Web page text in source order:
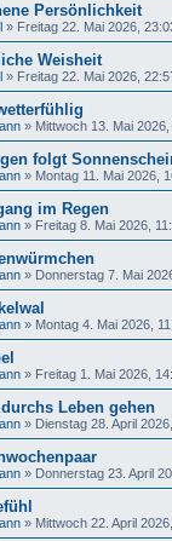
Persönlichkeit
» Freitag 22. Mai 2026,
Weisheit
» Freitag 22. Mai 2026,
» Mittwoch 13. Mai 2026,
folgt
» Montag 11. Mai 2026,
im Regen
» Freitag 8. Mai 2026,
» Donnerstag 7. Mai
» Montag 4. Mai 2026,
» Freitag 1. Mai 2026,
Leben gehen
» Dienstag 28. April
» Donnerstag 23. April
» Mittwoch 22. April